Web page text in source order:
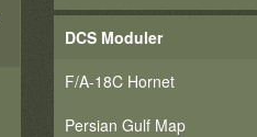
DCS Moduler
F/A-18C Hornet
Persian Gulf Map